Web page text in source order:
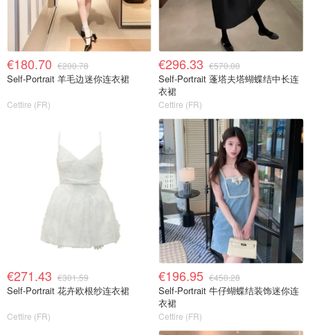
€180.70 €200.78
Self-Portrait 羊毛边迷你连衣裙
Cettire (FR)
€296.33 €570.00
Self-Portrait 蓬塔夫塔蝴蝶结中长连
衣裙
Cettire (FR)
€271.43 €301.59
Self-Portrait 花卉欧根纱连衣裙
Cettire (FR)
€196.95 €450.28
Self-Portrait 牛仔蝴蝶结装饰迷你连
衣裙
Cettire (FR)